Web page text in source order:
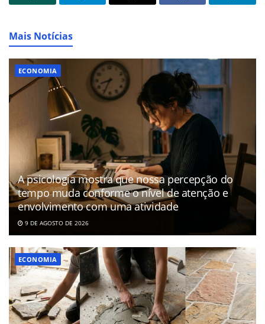
Mais Notícias
ECONOMIA
A psicologia mostra que nossa percepção do
tempo muda conforme o nível de atenção e
envolvimento com uma atividade
9 DE AGOSTO DE 2026
ECONOMIA